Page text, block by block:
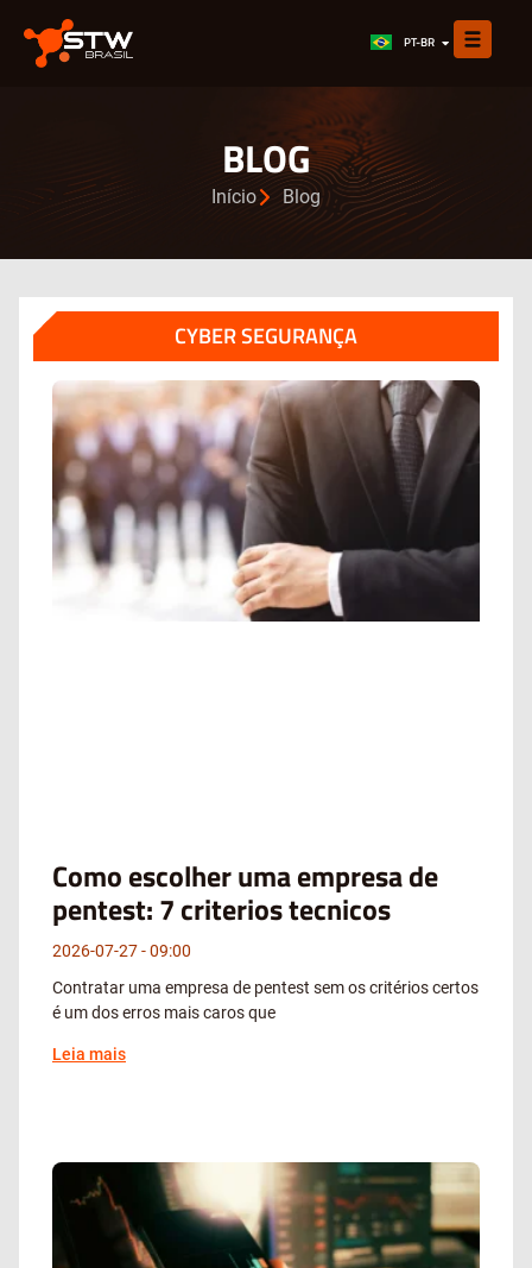
PT-BR
ES
BLOG
Início Blog
CYBER SEGURANÇA
Como escolher uma empresa de
pentest: 7 criterios tecnicos
2026-07-27
09:00
Contratar uma empresa de pentest sem os critérios certos
é um dos erros mais caros que
Leia mais